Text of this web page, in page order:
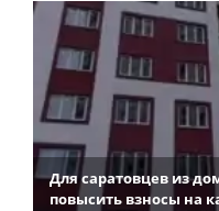
Для саратовцев из
повысить взносы на